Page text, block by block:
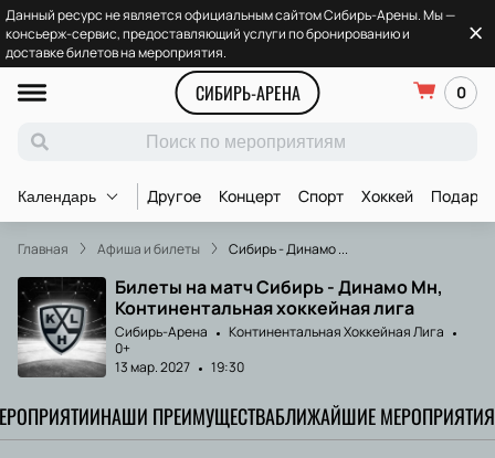
Данный ресурс не является официальным сайтом Сибирь-Арены. Мы —
консьерж-сервис, предоставляющий услуги по бронированию и
доставке билетов на мероприятия.
СИБИРЬ-АРЕНА 0
Календарь Другое Концерт Спорт Хоккей
Главная Афиша и билеты Сибирь - Динамо ...
Билеты на матч Сибирь - Динамо Мн,
Континентальная хоккейная лига
Сибирь-Арена
Континентальная Хоккейная Лига
0+
13 мар. 2027
19:30
НАШИ ПРЕИМУЩЕСТВАБЛИЖАЙШИЕ МЕРОПРИЯТИЯ